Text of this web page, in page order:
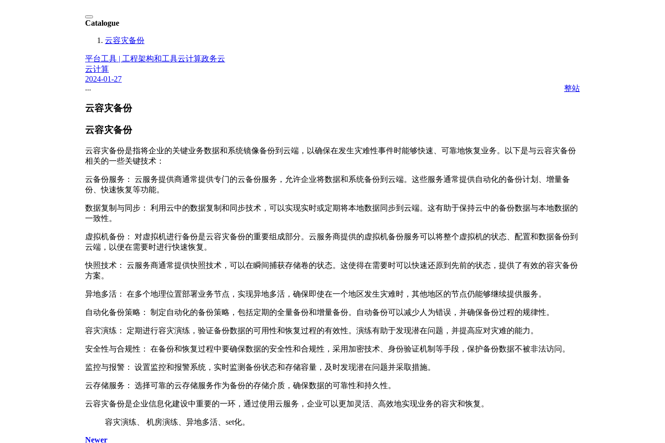
Catalogue
云容灾备份
平台工具 | 工程架构和工具云计算政务云
云计算
2024-01-27
...
整站
云容灾备份
云容灾备份
云容灾备份是指将企业的关键业务数据和系统镜像备份到云端，以确保在发生灾难性事件时能够快速、可靠地恢复业务。以下是与云容灾备份
相关的一些关键技术：
云备份服务： 云服务提供商通常提供专门的云备份服务，允许企业将数据和系统备份到云端。这些服务通常提供自动化的备份计划、增量备
份、快速恢复等功能。
数据复制与同步： 利用云中的数据复制和同步技术，可以实现实时或定期将本地数据同步到云端。这有助于保持云中的备份数据与本地数据的
一致性。
虚拟机备份： 对虚拟机进行备份是云容灾备份的重要组成部分。云服务商提供的虚拟机备份服务可以将整个虚拟机的状态、配置和数据备份到
云端，以便在需要时进行快速恢复。
快照技术： 云服务商通常提供快照技术，可以在瞬间捕获存储卷的状态。这使得在需要时可以快速还原到先前的状态，提供了有效的容灾备份
方案。
异地多活： 在多个地理位置部署业务节点，实现异地多活，确保即使在一个地区发生灾难时，其他地区的节点仍能够继续提供服务。
自动化备份策略： 制定自动化的备份策略，包括定期的全量备份和增量备份。自动备份可以减少人为错误，并确保备份过程的规律性。
容灾演练： 定期进行容灾演练，验证备份数据的可用性和恢复过程的有效性。演练有助于发现潜在问题，并提高应对灾难的能力。
安全性与合规性： 在备份和恢复过程中要确保数据的安全性和合规性，采用加密技术、身份验证机制等手段，保护备份数据不被非法访问。
监控与报警： 设置监控和报警系统，实时监测备份状态和存储容量，及时发现潜在问题并采取措施。
云存储服务： 选择可靠的云存储服务作为备份的存储介质，确保数据的可靠性和持久性。
云容灾备份是企业信息化建设中重要的一环，通过使用云服务，企业可以更加灵活、高效地实现业务的容灾和恢复。
容灾演练、 机房演练、异地多活、set化。
Newer